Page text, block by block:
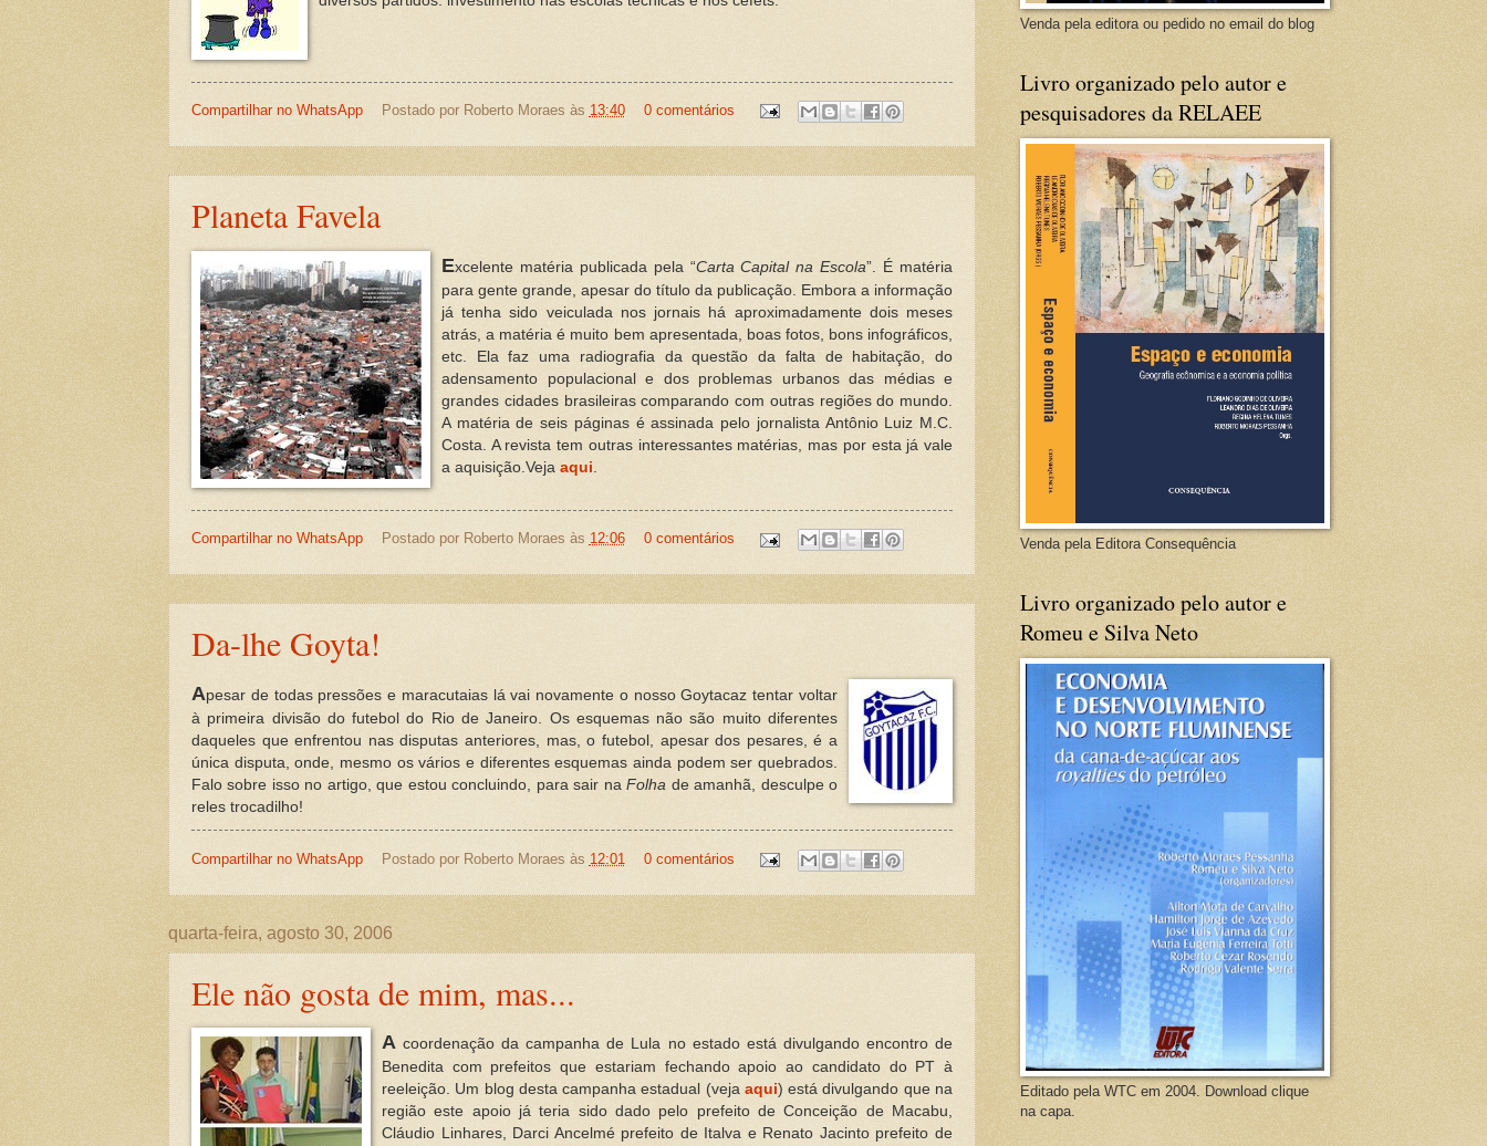
Compartilhar no WhatsApp Postado por Roberto Moraes às 13:40 0 comentários
Planeta Favela
Excelente matéria publicada pela “Carta Capital na Escola”. É matéria
para gente grande, apesar do título da publicação. Embora a informação
já tenha sido veiculada nos jornais há aproximadamente dois meses
atrás, a matéria é muito bem apresentada, boas fotos, bons infográficos,
etc. Ela faz uma radiografia da questão da falta de habitação, do
adensamento populacional e dos problemas urbanos das médias e
grandes cidades brasileiras comparando com outras regiões do mundo.
A matéria de seis páginas é assinada pelo jornalista Antônio Luiz M.C.
Costa. A revista tem outras interessantes matérias, mas por esta já vale
a aquisição.Veja aqui
Compartilhar no WhatsApp Postado por Roberto Moraes às 12:06 0 comentários
Da-lhe Goyta!
Apesar de todas pressões e maracutaias lá vai novamente o nosso Goytacaz tentar voltar
à primeira divisão do futebol do Rio de Janeiro. Os esquemas não são muito diferentes
daqueles que enfrentou nas disputas anteriores, mas, o futebol, apesar dos pesares, é a
única disputa, onde, mesmo os vários e diferentes esquemas ainda podem ser quebrados.
Falo sobre isso no artigo, que estou concluindo, para sair naFolha de amanhã, desculpe o
reles trocadilho!
Compartilhar no WhatsApp Postado por Roberto Moraes às 12:01 0 comentários
quarta-feira, agosto 30, 2006
Ele não gosta de mim, mas...
A coordenação da campanha de Lula no estado está divulgando encontro de
Benedita com prefeitos que estariam fechando apoio ao candidato do PT à
reeleição. Um blog desta campanha estadual (veja aqui) está divulgando que na
região este apoio já teria sido dado pelo prefeito de Conceição de Macabu,
Cláudio Linhares, Darci Ancelmé prefeito de Italva e Renato Jacinto prefeito de
Venda pela editora ou pedido no email do blog
Livro organizado pelo autor e
pesquisadores da RELAEE
Venda pela Editora Consequência
Livro organizado pelo autor e
Romeu e Silva Neto
Editado pela WTC em 2004. Download clique
na capa.